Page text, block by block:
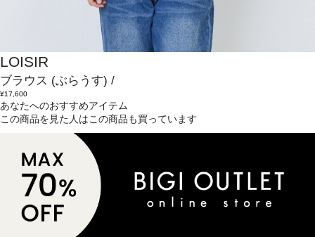
LOISIR
ブラウス (ぶらうす) /
¥17,600
あなたへのおすすめアイテム
この商品を見た人はこの商品も買っています